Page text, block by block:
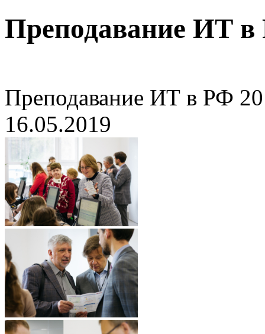
Преподавание ИТ в
Преподавание ИТ в РФ
16.05.2019